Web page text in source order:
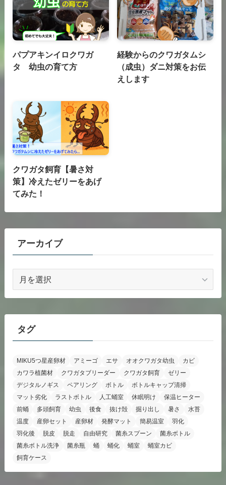
パプアキンイロクワガ
タ 幼虫の育て方
経験からのクワガタムシ
（成虫）ダニ対策をお伝
えします
クワガタ飼育【暑さ対
策】冷えたゼリーをあげ
てみた！
アーカイブ
カ
タグ
MIKU5つ星産卵材 アミーゴ エサ オオクワガタ幼虫
カビ
カワラ植菌材
クワガタブリーダー クワガタ飼育
ゼリー
デジタルノギス
ペアリング ボトル
ボトルキャップ清掃
マット劣化
ラストボトル 人工蛹室 休眠明け
保温ヒーター
前蛹
多頭飼育 幼虫 後食 抜け殻 掘り出し 暑さ
水苔
温度
産卵セット 産卵材 発酵マット 簡易温室
羽化
羽化後
脱皮 脱走 自由研究 菌糸スプーン
菌糸ボトル
菌糸ボトル洗浄
菌糸瓶 蛹 蛹化 蛹室
蛹室カビ
飼育ケース